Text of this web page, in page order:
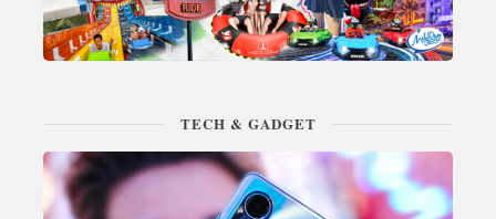
TECH & GADGET